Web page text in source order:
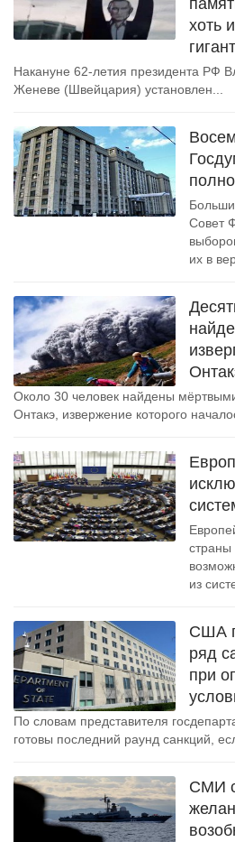
хоть
Накануне 62-летия президента РФ
Женеве (Швейцария) установлен...
Совет
их в
Около 30 человек найдены
Онтакэ, извержение которого
страны
из
США
ряд
при
По словам представителя
готовы последний раунд санкций,
СМИ